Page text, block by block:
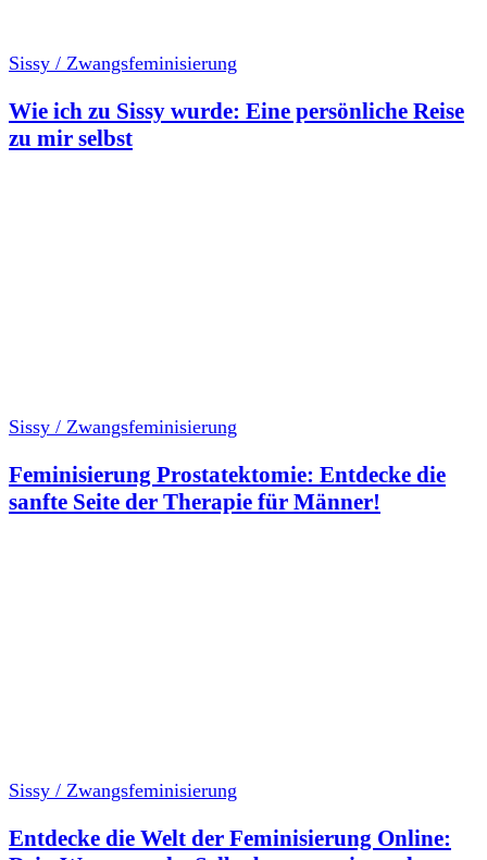
Sissy / Zwangsfeminisierung
Wie ich zu Sissy wurde: Eine persönliche Reise
zu mir selbst
Sissy / Zwangsfeminisierung
Feminisierung Prostatektomie: Entdecke die
sanfte Seite der Therapie für Männer!
Sissy / Zwangsfeminisierung
Entdecke die Welt der Feminisierung Online: